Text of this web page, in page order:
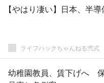
【やはり凄い】日本、半
ライフハックちゃんねる弐式
幼稚園教員、賃下げへ